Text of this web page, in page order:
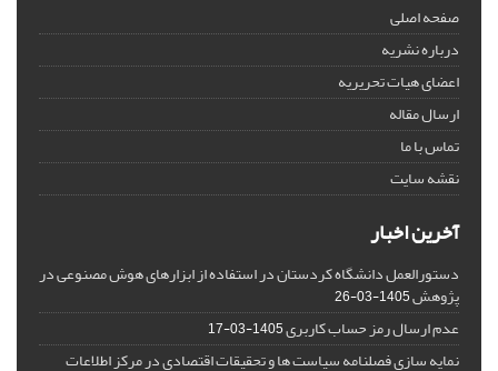
صفحه اصلی
درباره نشریه
اعضای هیات تحریریه
ارسال مقاله
تماس با ما
نقشه سایت
آخرین اخبار
دستورالعمل دانشگاه کردستان در استفاده از ابزارهای هوش مصنوعی در
پژوهش1405-03-26
عدم ارسال رمز حساب کاربری1405-03-17
نمایه سازی فصلنامه سیاست ها و تحقیقات اقتصادی در مرکز اطلاعات